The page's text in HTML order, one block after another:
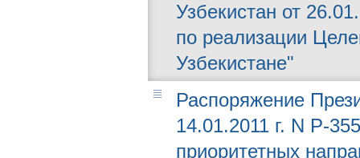
Узбекистан от
по реализации
Узбекистане"
Распоряжение
14.01.2011 г. N Р-
приоритетных